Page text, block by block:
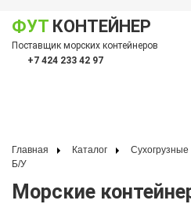
ФУТ КОНТЕЙНЕР
Поставщик морских контейнеров
+7 424 233 42 97
Главная Каталог
Б/У
Морские
меню